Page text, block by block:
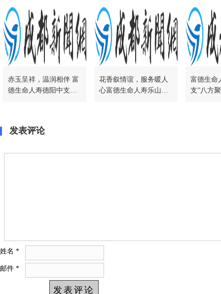
赤玉呈祥，温润相伴 富
德生命人寿德阳中支成
花香叙情谊，服务暖人
心富德生命人寿乐山中
富德生命
支”八方
发表评论
姓名 *
邮件 *